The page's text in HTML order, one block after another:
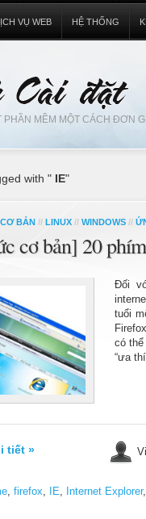
MỀM MỘT CÁCH ĐƠN
VỤ WEB HỆ THỐNG
with " IE"
BẢN // LINUX // WINDOWS //
cơ bản] 20
Đối
tuổi
có
“ưa
tiết »
, firefox, IE, Internet Explorer,